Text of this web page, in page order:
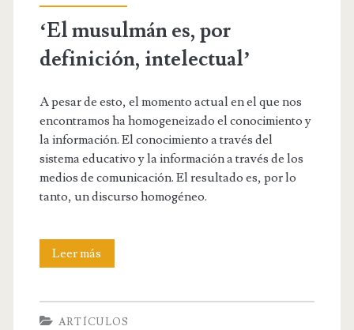
‘El musulmán es, por
definición, intelectual’
A pesar de esto, el momento actual en el que nos
encontramos ha homogeneizado el conocimiento y
la información. El conocimiento a través del
sistema educativo y la información a través de los
medios de comunicación. El resultado es, por lo
tanto, un discurso homogéneo.
Leer más
ARTÍCULOS